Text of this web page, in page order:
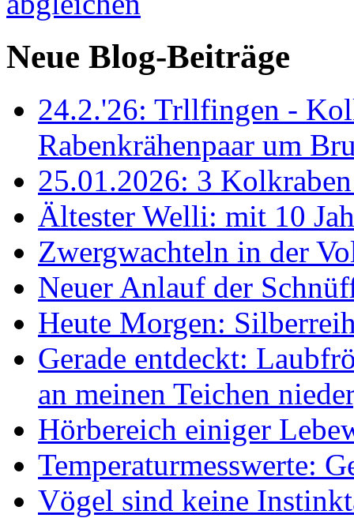
Neue Blog-Beiträge
24.2.'26: Trllfingen -
Rabenkrähenpaar um
25.01.2026: 3
Ältester Welli: mit 10
Zwergwachteln in der
Neuer Anlauf der
Heute Morgen:
Gerade entdeckt:
an meinen Teichen
Hörbereich einiger
Temperaturmesswerte:
Vögel sind keine